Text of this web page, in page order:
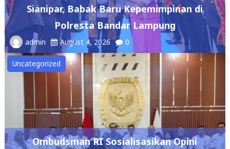
Sianipar, Babak Baru Kepemimpinan di
Polresta Bandar Lampung
admin August 4, 2026 0
Uncategorized
Ombudsman RI Sosialisasikan Opini